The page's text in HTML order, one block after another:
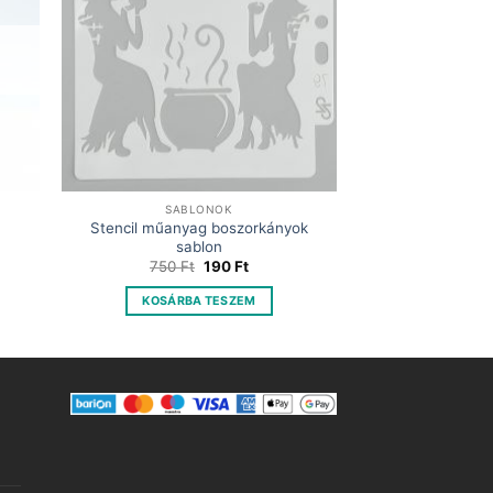
SABLONOK
Stencil műanyag boszorkányok
sablon
750Ft Original
was:
750 Ft.
190FtCurrent
is:
190 Ft.
KOSÁRBA TESZEM